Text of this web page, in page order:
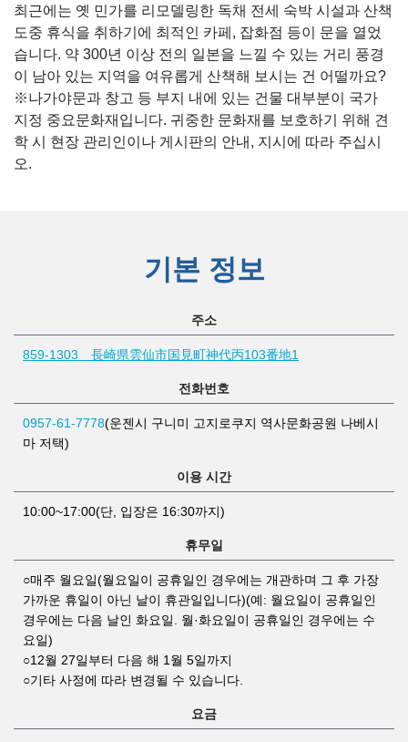
최근에는 옛 민가를 리모델링한 독채 전세 숙박 시설과 산책
도중 휴식을 취하기에 최적인 카페, 잡화점 등이 문을 열었
습니다. 약 300년 이상 전의 일본을 느낄 수 있는 거리 풍경
이 남아 있는 지역을 여유롭게 산책해 보시는 건 어떨까요?
※나가야문과 창고 등 부지 내에 있는 건물 대부분이 국가
지정 중요문화재입니다. 귀중한 문화재를 보호하기 위해 견
학 시 현장 관리인이나 게시판의 안내, 지시에 따라 주십시
오.
기본 정보
주소
859-1303 長崎県雲仙市国見町神代丙103番地1
전화번호
0957-61-7778(운젠시 구니미 고지로쿠지 역사문화공원 나베시
마 저택)
이용 시간
10:00~17:00(단, 입장은 16:30까지)
휴무일
○매주 월요일(월요일이 공휴일인 경우에는 개관하며 그 후 가장
가까운 휴일이 아닌 날이 휴관일입니다)(예: 월요일이 공휴일인
경우에는 다음 날인 화요일. 월·화요일이 공휴일인 경우에는 수
요일)
○12월 27일부터 다음 해 1월 5일까지
○기타 사정에 따라 변경될 수 있습니다.
요금